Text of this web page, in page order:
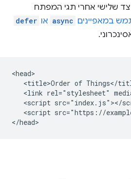
שלישי אחרי תגי המפתח
במאפיינים async או defer
<head>
<title>Order of Things</
<link rel="stylesheet"
<script src="index.js"></
<script src="https://